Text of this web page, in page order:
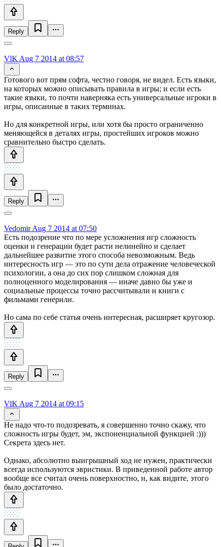
Reply
VlK Aug 7 2014 at 08:57
Готового вот прям софта, честно говоря, не видел. Есть языки,
на которых можно описывать правила в игры; и если есть
такие языки, то почти наверняка есть универсальные игроки в
игры, описанные в таких терминах.
Но для конкретной игры, или хотя бы просто ограниченно
меняющейся в деталях игры, простейших игроков можно
сравнительно быстро сделать.
Reply
VedomirAug 7 2014 at 07:50
Есть подозрение что по мере усложнения игр сложность
оценки и генерации будет расти нелинейно и сделает
дальнейшее развитие этого способа невозможным. Ведь
интересность игр — это по сути дела отражение человеческой
психологии, а она до сих пор слишком сложная для
полноценного моделирования — иначе давно бы уже и
социальные процессы точно рассчитывали и книги с
фильмами генерили.
Но сама по себе статья очень интересная, расширяет кругозор.
Reply
VlK Aug 7 2014 at 09:15
Не надо что-то подозревать, я совершенно точно скажу, что
сложность игры будет, эм, экспоненциальной функцией :)))
Секрета здесь нет.
Однако, абсолютно выигрышный ход не нужен, практически
всегда используются эвристики. В приведенной работе автор
вообще все считал очень поверхностно, и, как видите, этого
было достаточно.